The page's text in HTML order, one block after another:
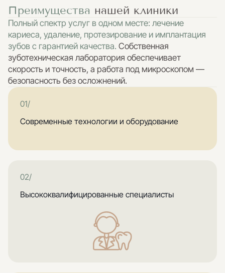
Преимущества нашей клиники
Полный спектр услуг в одном месте: лечение
кариеса, удаление, протезирование и имплантация
зубов с гарантией качества. Собственная
зуботехническая лаборатория обеспечивает
скорость и точность, а работа под микроскопом —
безопасность без осложнений.
01/
Современные технологии и оборудование
02/
Высококвалифицированные специалисты